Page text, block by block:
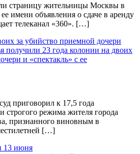
страницу жительницы Москвы в
имени объявления о сдаче в аренду
телеканал «360». […]
получили 23 года колонии на двоих
и «спектакль» с ее
приговорил к 17,5 года
строгого режима жителя города
признанного виновным в
[…]